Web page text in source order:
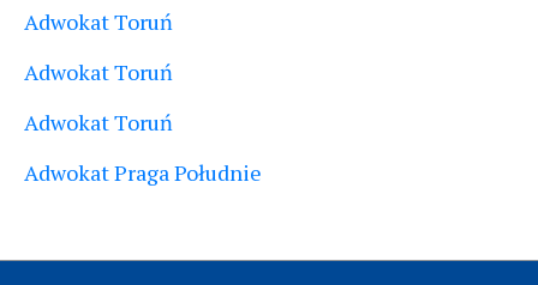
Adwokat Toruń
Adwokat Toruń
Adwokat Toruń
Adwokat Praga Południe